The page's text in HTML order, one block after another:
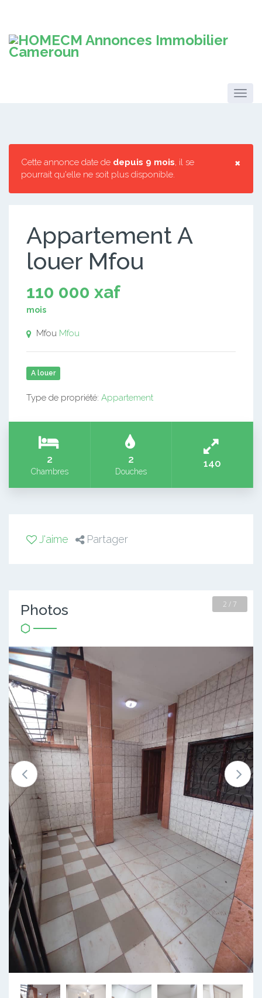
×
Cette annonce date de depuis 9 mois, il se
pourrait qu'elle ne soit plus disponible.
Appartement A
louer Mfou
110 000 xaf
mois
Mfou Mfou
A louer
Type de propriété: Appartement
2
Chambres
2
Douches
140
J'aime Partager
Photos 2 / 7